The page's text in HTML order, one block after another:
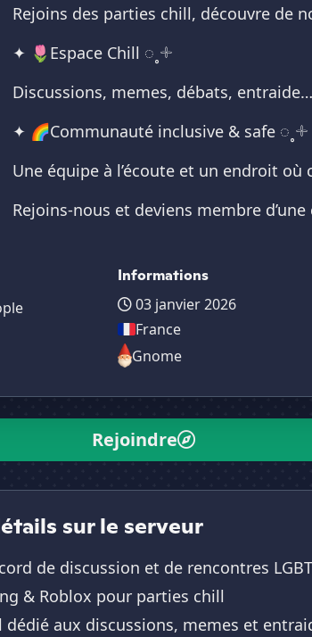
Rejoins des parties chill, découvre de
✦ 🌷Espace Chill ◌˳𓇬
Discussions, memes, débats,
✦ 🌈Communauté inclusive & safe ◌˳𓇬
Une équipe à l’écoute et un endroit
Rejoins-nous et deviens membre
Informations
03 janvier 2026
France
Gnome
Rejoindre
sur le serveur
de discussion et de rencontres
& Roblox pour parties chill
dédié aux discussions, memes et